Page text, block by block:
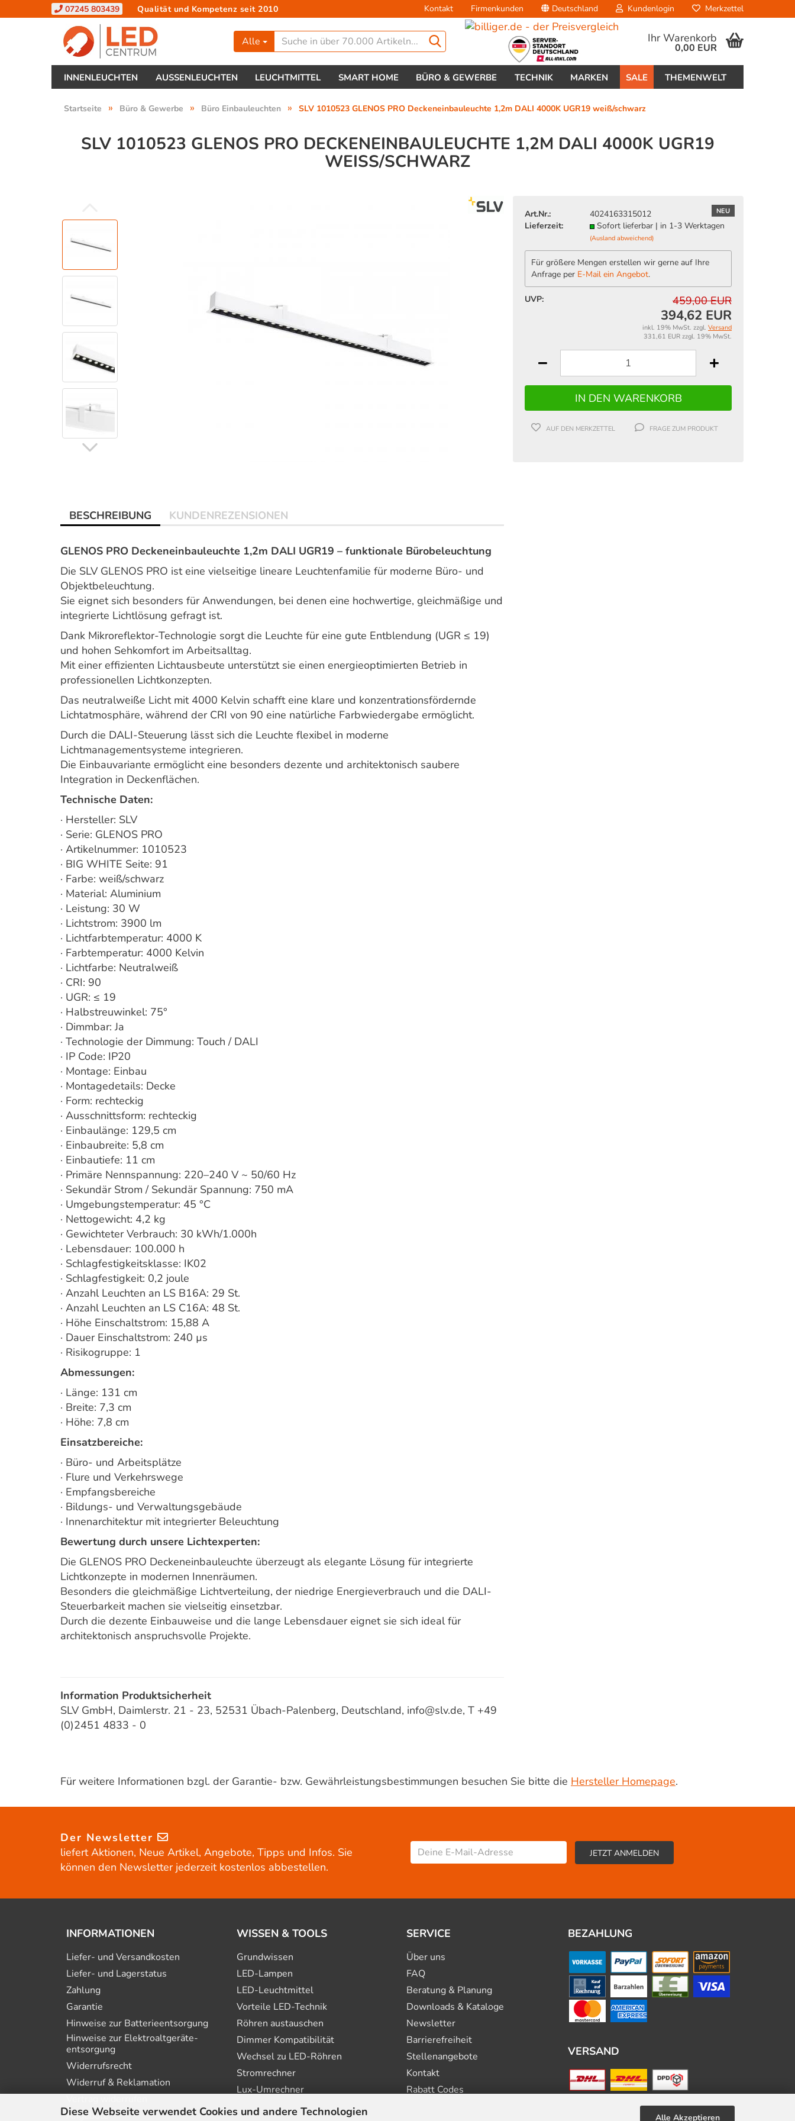
Diese Webseite verwendet Cookies und andere Technologien Alle Akzeptieren
07245 803439 Qualität und Kompetenz seit 2010 Kontakt Firmenkunden Deutschland
Lieferland
Kundenlogin
Passwort vergessen?
Merkzettel
Alle Ihr Warenkorb
0,00 EUR
INNENLEUCHTEN AUSSENLEUCHTEN LEUCHTMITTEL SMART HOME BÜRO & GEWERBE TECHNIK MARKEN SALE THEMENWELT
Startseite » Büro & Gewerbe » Büro Einbauleuchten » SLV 1010523 GLENOS PRO Deckeneinbauleuchte 1,2m DALI 4000K UGR19 weiß/schwarz
SLV 1010523 GLENOS PRO DECKENEINBAULEUCHTE 1,2M DALI 4000K UGR19
WEISS/SCHWARZ
NEU
Art.Nr.:
4024163315012
Lieferzeit:
Sofort lieferbar | in 1-3 Werktagen
(Ausland abweichend)
Für größere Mengen erstellen wir gerne auf Ihre
Anfrage per E-Mail ein Angebot.
UVP: 459,00 EUR
394,62 EUR
inkl. 19% MwSt. zzgl. Versand
331,61 EUR zzgl. 19% MwSt.
AUF DEN MERKZETTEL FRAGE ZUM PRODUKT
BESCHREIBUNG KUNDENREZENSIONEN
GLENOS PRO Deckeneinbauleuchte 1,2m DALI UGR19 – funktionale Bürobeleuchtung
Die SLV GLENOS PRO ist eine vielseitige lineare Leuchtenfamilie für moderne Büro- und
Objektbeleuchtung.
Sie eignet sich besonders für Anwendungen, bei denen eine hochwertige, gleichmäßige und
integrierte Lichtlösung gefragt ist.
Dank Mikroreflektor-Technologie sorgt die Leuchte für eine gute Entblendung (UGR ≤ 19)
und hohen Sehkomfort im Arbeitsalltag.
Mit einer effizienten Lichtausbeute unterstützt sie einen energieoptimierten Betrieb in
professionellen Lichtkonzepten.
Das neutralweiße Licht mit 4000 Kelvin schafft eine klare und konzentrationsfördernde
Lichtatmosphäre, während der CRI von 90 eine natürliche Farbwiedergabe ermöglicht.
Durch die DALI-Steuerung lässt sich die Leuchte flexibel in moderne
Lichtmanagementsysteme integrieren.
Die Einbauvariante ermöglicht eine besonders dezente und architektonisch saubere
Integration in Deckenflächen.
Technische Daten:
· Hersteller: SLV
· Serie: GLENOS PRO
· Artikelnummer: 1010523
· BIG WHITE Seite: 91
· Farbe: weiß/schwarz
· Material: Aluminium
· Leistung: 30 W
· Lichtstrom: 3900 lm
· Lichtfarbtemperatur: 4000 K
· Farbtemperatur: 4000 Kelvin
· Lichtfarbe: Neutralweiß
· CRI: 90
· UGR: ≤ 19
· Halbstreuwinkel: 75°
· Dimmbar: Ja
· Technologie der Dimmung: Touch / DALI
· IP Code: IP20
· Montage: Einbau
· Montagedetails: Decke
· Form: rechteckig
· Ausschnittsform: rechteckig
· Einbaulänge: 129,5 cm
· Einbaubreite: 5,8 cm
· Einbautiefe: 11 cm
· Primäre Nennspannung: 220–240 V ~ 50/60 Hz
· Sekundär Strom / Sekundär Spannung: 750 mA
· Umgebungstemperatur: 45 °C
· Nettogewicht: 4,2 kg
· Gewichteter Verbrauch: 30 kWh/1.000h
· Lebensdauer: 100.000 h
· Schlagfestigkeitsklasse: IK02
· Schlagfestigkeit: 0,2 joule
· Anzahl Leuchten an LS B16A: 29 St.
· Anzahl Leuchten an LS C16A: 48 St.
· Höhe Einschaltstrom: 15,88 A
· Dauer Einschaltstrom: 240 µs
· Risikogruppe: 1
Abmessungen:
· Länge: 131 cm
· Breite: 7,3 cm
· Höhe: 7,8 cm
Einsatzbereiche:
· Büro- und Arbeitsplätze
· Flure und Verkehrswege
· Empfangsbereiche
· Bildungs- und Verwaltungsgebäude
· Innenarchitektur mit integrierter Beleuchtung
Bewertung durch unsere Lichtexperten:
Die GLENOS PRO Deckeneinbauleuchte überzeugt als elegante Lösung für integrierte
Lichtkonzepte in modernen Innenräumen.
Besonders die gleichmäßige Lichtverteilung, der niedrige Energieverbrauch und die DALI-
Steuerbarkeit machen sie vielseitig einsetzbar.
Durch die dezente Einbauweise und die lange Lebensdauer eignet sie sich ideal für
architektonisch anspruchsvolle Projekte.
Information Produktsicherheit
SLV GmbH, Daimlerstr. 21 - 23, 52531 Übach-Palenberg, Deutschland, info@slv.de, T +49
(0)2451 4833 - 0
Für weitere Informationen bzgl. der Garantie- bzw. Gewährleistungsbestimmungen besuchen Sie bitte die Hersteller Homepage.
Der Newsletter
liefert Aktionen, Neue Artikel, Angebote, Tipps und Infos. Sie
können den Newsletter jederzeit kostenlos abbestellen.
INFORMATIONEN
Liefer- und Versandkosten
Liefer- und Lagerstatus
Zahlung
Garantie
Hinweise zur Batterie­entsorgung
Hinweise zur Elektro­altgeräte­
entsorgung
Widerrufsrecht
Widerruf & Reklamation
Angebote
WISSEN & TOOLS
Grundwissen
LED-Lampen
LED-Leuchtmittel
Vorteile LED-Technik
Röhren austauschen
Dimmer Kompatibilität
Wechsel zu LED-Röhren
Stromrechner
Lux-Umrechner
SERVICE
Über uns
FAQ
Beratung & Planung
Downloads & Kataloge
Newsletter
Barrierefreiheit
Stellenangebote
Kontakt
Rabatt Codes
BEZAHLUNG
VERSAND